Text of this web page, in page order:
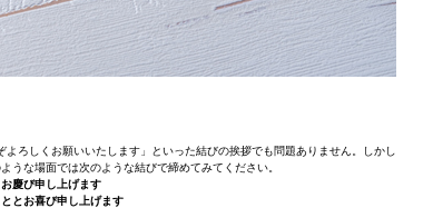
ろしくお願いいたします」といった結びの挨拶でも問題ありません。しかし
うな場面では次のような結びで締めてみてください。
慶び申し上げます
とお喜び申し上げます